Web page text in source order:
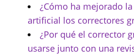
¿Cómo ha mejorado
artificial los correctores
¿Por qué el corrector
usarse junto con una